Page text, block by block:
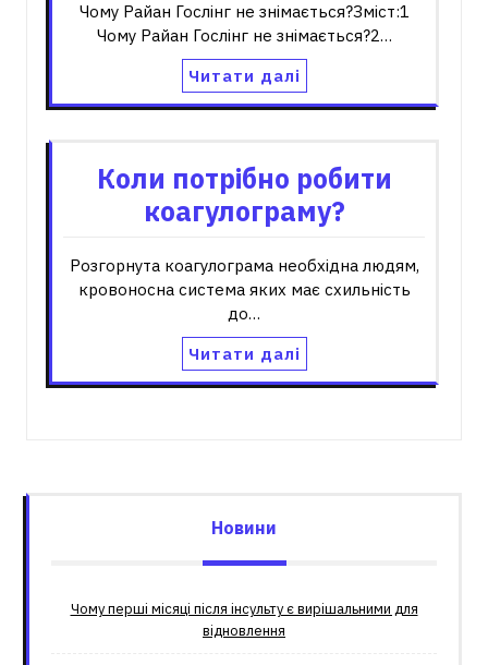
Чому Райан Гослінг не знімається?Зміст:1
Чому Райан Гослінг не знімається?2…
Читати далі
Коли потрібно робити
коагулограму?
Розгорнута коагулограма необхідна людям,
кровоносна система яких має схильність
до…
Читати далі
Новини
Чому перші місяці після інсульту є вирішальними для
відновлення